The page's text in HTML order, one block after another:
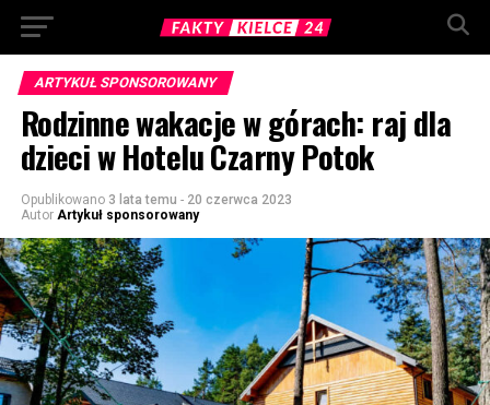
ARTYKUŁ SPONSOROWANY
Rodzinne wakacje w górach: raj dla
dzieci w Hotelu Czarny Potok
Opublikowano 3 lata temu - 20 czerwca 2023
Autor Artykuł sponsorowany